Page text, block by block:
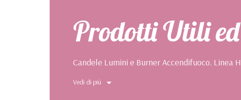
Prodotti Utili
Candele Lumini e Burner Accendifuoco. Linea
Vedi di più